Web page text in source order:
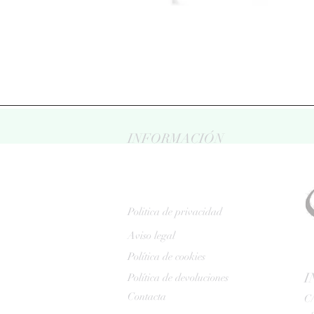
INFORMACIÓN
Politica de privacidad
Aviso legal
Política de cookies
Política de devoluciones
Contacta